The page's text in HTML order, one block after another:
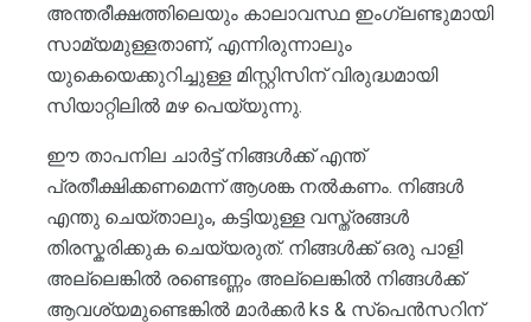
അന്തരീക്ഷത്തിലെയും കാലാവസ്ഥ ഇംഗ്ലണ്ടുമായി
സാമ്യമുള്ളതാണ്, എന്നിരുന്നാലും
യുകെയെക്കുറിച്ചുള്ള മിസ്റ്റിസിന് വിരുദ്ധമായി
സിയാറ്റിലിൽ മഴ പെയ്യുന്നു.
ഈ താപനില ചാർട്ട് നിങ്ങൾക്ക് എന്ത്
പ്രതീക്ഷിക്കണമെന്ന് ആശങ്ക നൽകണം. നിങ്ങൾ
എന്തു ചെയ്താലും, കട്ടിയുള്ള വസ്ത്രങ്ങൾ
തിരസ്കരിക്കുക ചെയ്യരുത്. നിങ്ങൾക്ക് ഒരു പാളി
അല്ലെങ്കിൽ രണ്ടെണ്ണം അല്ലെങ്കിൽ നിങ്ങൾക്ക്
ആവശ്യമുണ്ടെങ്കിൽ മാർക്കർ ks & സ്പെൻസറിന്